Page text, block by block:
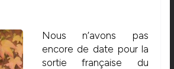
Nous n’avons pas
encore de date pour la
sortie française du